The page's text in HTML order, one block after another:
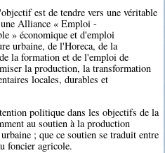
est de tendre vers une véritable
Alliance « Emploi -
» économique et d'emploi
urbaine, de l'Horeca, de la
la formation et de l'emploi de
la production, la transformation
locales, durables et
politique dans les objectifs de la
au soutien à la production
; que ce soutien se traduit entre
foncier agricole.